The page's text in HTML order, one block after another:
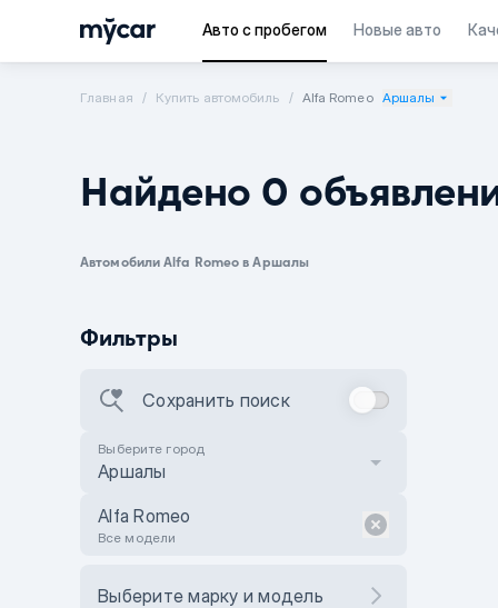
Авто с пробегом Новые авто
Главная Купить автомобиль Alfa Romeo Аршалы
Найдено 0
Автомобили Alfa Romeo в Аршалы
Фильтры
Сохранить поиск
Выберите город
Аршалы
Alfa Romeo
Все модели
Выберите марку и модель